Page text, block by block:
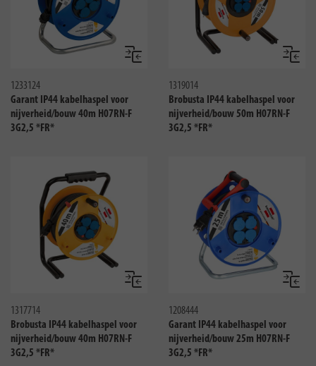
Vergelijken
1233124
Garant IP44 kabelhaspel voor
nijverheid/bouw 40m H07RN-F
3G2,5 *FR*
1319014
Brobusta IP44 kabelhaspel voor
nijverheid/bouw 50m H07RN-F
3G2,5 *FR*
Vergelijken
1317714
Brobusta IP44 kabelhaspel voor
nijverheid/bouw 40m H07RN-F
3G2,5 *FR*
1208444
Garant IP44 kabelhaspel voor
nijverheid/bouw 25m H07RN-F
3G2,5 *FR*